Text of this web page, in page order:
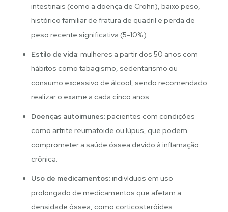
intestinais (como a doença de Crohn), baixo peso,
histórico familiar de fratura de quadril e perda de
peso recente significativa (5-10%).
Estilo de vida: mulheres a partir dos 50 anos com
hábitos como tabagismo, sedentarismo ou
consumo excessivo de álcool, sendo recomendado
realizar o exame a cada cinco anos.
Doenças autoimunes: pacientes com condições
como artrite reumatoide ou lúpus, que podem
comprometer a saúde óssea devido à inflamação
crônica.
Uso de medicamentos: indivíduos em uso
prolongado de medicamentos que afetam a
densidade óssea, como corticosteróides